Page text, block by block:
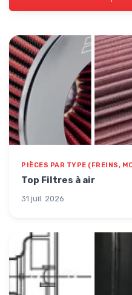
PIÈCES PAR TYPE (FREINS,
Top Filtres à air
31 juil. 2026